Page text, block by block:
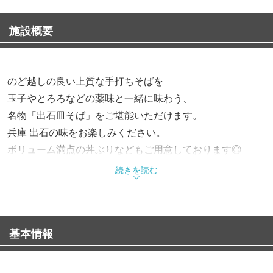
施設概要
のど越しの良い上質な手打ちそばを
玉子やとろろなどの薬味と一緒に味わう、
名物「出石皿そば」をご堪能いただけます。
兵庫 出石の味をお楽しみください。
ボリューム満点の丼ぶりなどもご用意しております◎
続きを読む
基本情報